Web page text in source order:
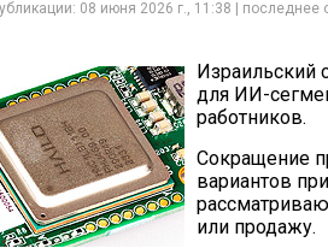
08 июня 2026 г., 11:38 | последнее
Израильский
для ИИ-
работников.
Сокращение
вариантов
или продажу.